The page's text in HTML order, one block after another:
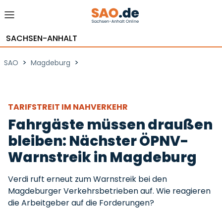
SACHSEN-ANHALT
SAO > Magdeburg >
TARIFSTREIT IM NAHVERKEHR
Fahrgäste müssen draußen
bleiben: Nächster ÖPNV-
Warnstreik in Magdeburg
Verdi ruft erneut zum Warnstreik bei den
Magdeburger Verkehrsbetrieben auf. Wie reagieren
die Arbeitgeber auf die Forderungen?